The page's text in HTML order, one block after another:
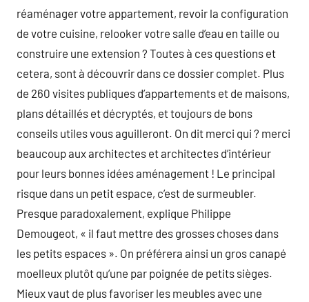
réaménager votre appartement, revoir la configuration
de votre cuisine, relooker votre salle d’eau en taille ou
construire une extension ? Toutes à ces questions et
cetera, sont à découvrir dans ce dossier complet. Plus
de 260 visites publiques d’appartements et de maisons,
plans détaillés et décryptés, et toujours de bons
conseils utiles vous aguilleront. On dit merci qui ? merci
beaucoup aux architectes et architectes d’intérieur
pour leurs bonnes idées aménagement ! Le principal
risque dans un petit espace, c’est de surmeubler.
Presque paradoxalement, explique Philippe
Demougeot, « il faut mettre des grosses choses dans
les petits espaces ». On préférera ainsi un gros canapé
moelleux plutôt qu’une par poignée de petits sièges.
Mieux vaut de plus favoriser les meubles avec une